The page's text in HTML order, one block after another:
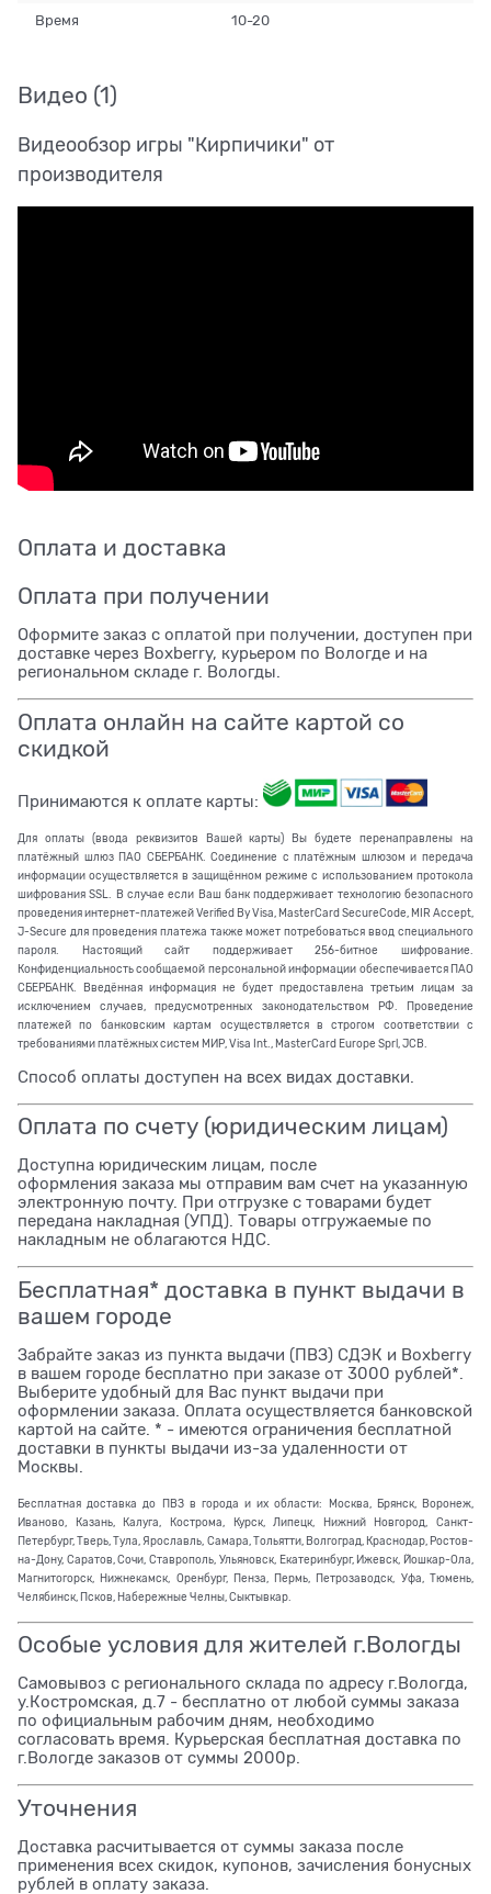
Время 10-20
Видео (1)
Видеообзор игры "Кирпичики" от
производителя
Оплата и доставка
Оплата при получении
Оформите заказ с оплатой при получении, доступен при
доставке через Boxberry, курьером по Вологде и на
региональном складе г. Вологды.
Оплата онлайн на сайте картой со
скидкой
Принимаются к оплате карты:
Для оплаты (ввода реквизитов Вашей карты) Вы будете перенаправлены на
платёжный шлюз ПАО СБЕРБАНК. Соединение с платёжным шлюзом и передача
информации осуществляется в защищённом режиме с использованием протокола
шифрования SSL. В случае если Ваш банк поддерживает технологию безопасного
проведения интернет-платежей Verified By Visa, MasterCard SecureCode, MIR Accept,
J-Secure для проведения платежа также может потребоваться ввод специального
пароля. Настоящий сайт поддерживает 256-битное шифрование.
Конфиденциальность сообщаемой персональной информации обеспечивается ПАО
СБЕРБАНК. Введённая информация не будет предоставлена третьим лицам за
исключением случаев, предусмотренных законодательством РФ. Проведение
платежей по банковским картам осуществляется в строгом соответствии с
требованиями платёжных систем МИР, Visa Int., MasterCard Europe Sprl, JCB.
Способ оплаты доступен на всех видах доставки.
Оплата по счету (юридическим лицам)
Доступна юридическим лицам, после
оформления заказа мы отправим вам счет на указанную
электронную почту. При отгрузке с товарами будет
передана накладная (УПД). Товары отгружаемые по
накладным не облагаются НДС.
Бесплатная* доставка в пункт выдачи в
вашем городе
Забрайте заказ из пункта выдачи (ПВЗ) СДЭК и Boxberry
в вашем городе бесплатно при заказе от 3000 рублей*.
Выберите удобный для Вас пункт выдачи при
оформлении заказа. Оплата осуществляется банковской
картой на сайте. * - имеются ограничения бесплатной
доставки в пункты выдачи из-за удаленности от
Москвы.
Бесплатная доставка до ПВЗ в города и их области: Москва, Брянск, Воронеж,
Иваново, Казань, Калуга, Кострома, Курск, Липецк, Нижний Новгород, Санкт-
Петербург, Тверь, Тула, Ярославль, Самара, Тольятти, Волгоград, Краснодар, Ростов-
на-Дону, Саратов, Сочи, Ставрополь, Ульяновск, Екатеринбург, Ижевск, Йошкар-Ола,
Магнитогорск, Нижнекамск, Оренбург, Пенза, Пермь, Петрозаводск, Уфа, Тюмень,
Челябинск, Псков, Набережные Челны, Сыктывкар.
Особые условия для жителей г.Вологды
Самовывоз с регионального склада по адресу г.Вологда,
у.Костромская, д.7 - бесплатно от любой суммы заказа
по официальным рабочим дням, необходимо
согласовать время. Курьерская бесплатная доставка по
г.Вологде заказов от суммы 2000р.
Уточнения
Доставка расчитывается от суммы заказа после
применения всех скидок, купонов, зачисления бонусных
рублей в оплату заказа.